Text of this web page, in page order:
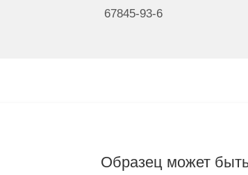
67845-93-6
Образец может